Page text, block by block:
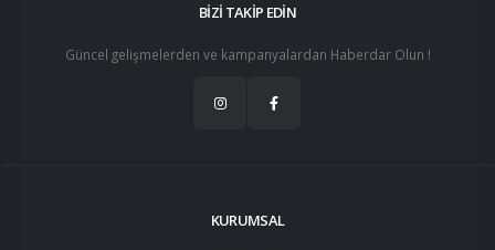
BİZİ TAKİP EDİN
Güncel gelişmelerden ve kampanyalardan Haberdar Olun !
KURUMSAL